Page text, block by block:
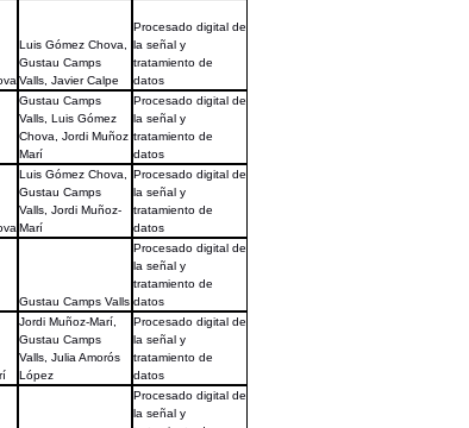
Luis Gómez Chova,
Gustau Camps
Valls, Javier Calpe
Procesado digital de
la señal y
tratamiento de
datos
Gustau Camps
Valls, Luis Gómez
Chova, Jordi Muñoz
Marí
Procesado digital de
la señal y
tratamiento de
datos
Luis Gómez Chova,
Gustau Camps
Valls, Jordi Muñoz-
Marí
Procesado digital de
la señal y
tratamiento de
datos
Gustau Camps Valls
Procesado digital de
la señal y
tratamiento de
datos
Jordi Muñoz-Marí,
Gustau Camps
Valls, Julia Amorós
López
Procesado digital de
la señal y
tratamiento de
datos
Procesado digital de
la señal y